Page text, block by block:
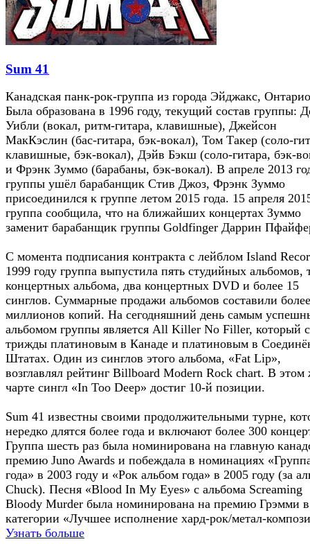
Sum 41
Канадская панк-рок-группа из города Эйджакс,
Была образована в 1996 году, текущий состав группы:
Уибли (вокал, ритм-гитара, клавишные), Джейсон
МакКэслин (бас-гитара, бэк-вокал), Том Такер (соло-
клавишные, бэк-вокал), Дэйв Бэкш (соло-гитара, бэк-
и Фрэнк Зуммо (барабаны, бэк-вокал). В апреле 2013
группы ушёл барабанщик Стив Джоз, Фрэнк Зуммо
присоединился к группе летом 2015 года. 15 апреля
группа сообщила, что на ближайших концертах Зуммо
заменит барабанщик группы Goldfinger Даррин
С момента подписания контракта с лейблом Island
1999 году группа выпустила пять студийных альбомов,
концертных альбома, два концертных DVD и более 15
синглов. Суммарные продажи альбомов составили
миллионов копий. На сегодняшний день самым
альбомом группы является All Killer No Filler, который
трижды платиновым в Канаде и платиновым в
Штатах. Один из синглов этого альбома, «Fat Lip»,
возглавлял рейтинг Billboard Modern Rock chart. В этом
чарте сингл «In Too Deep» достиг 10-й позиции.
Sum 41 известны своими продолжительными турне,
нередко длятся более года и включают более 300
Группа шесть раз была номинирована на главную
премию Juno Awards и побеждала в номинациях
года» в 2003 году и «Рок альбом года» в 2005 году (за
Chuck). Песня «Blood In My Eyes» с альбома Screaming
Bloody Murder была номинирована на премию Грэмми в
категории «Лучшее исполнение хард-рок/метал-
Узнать больше